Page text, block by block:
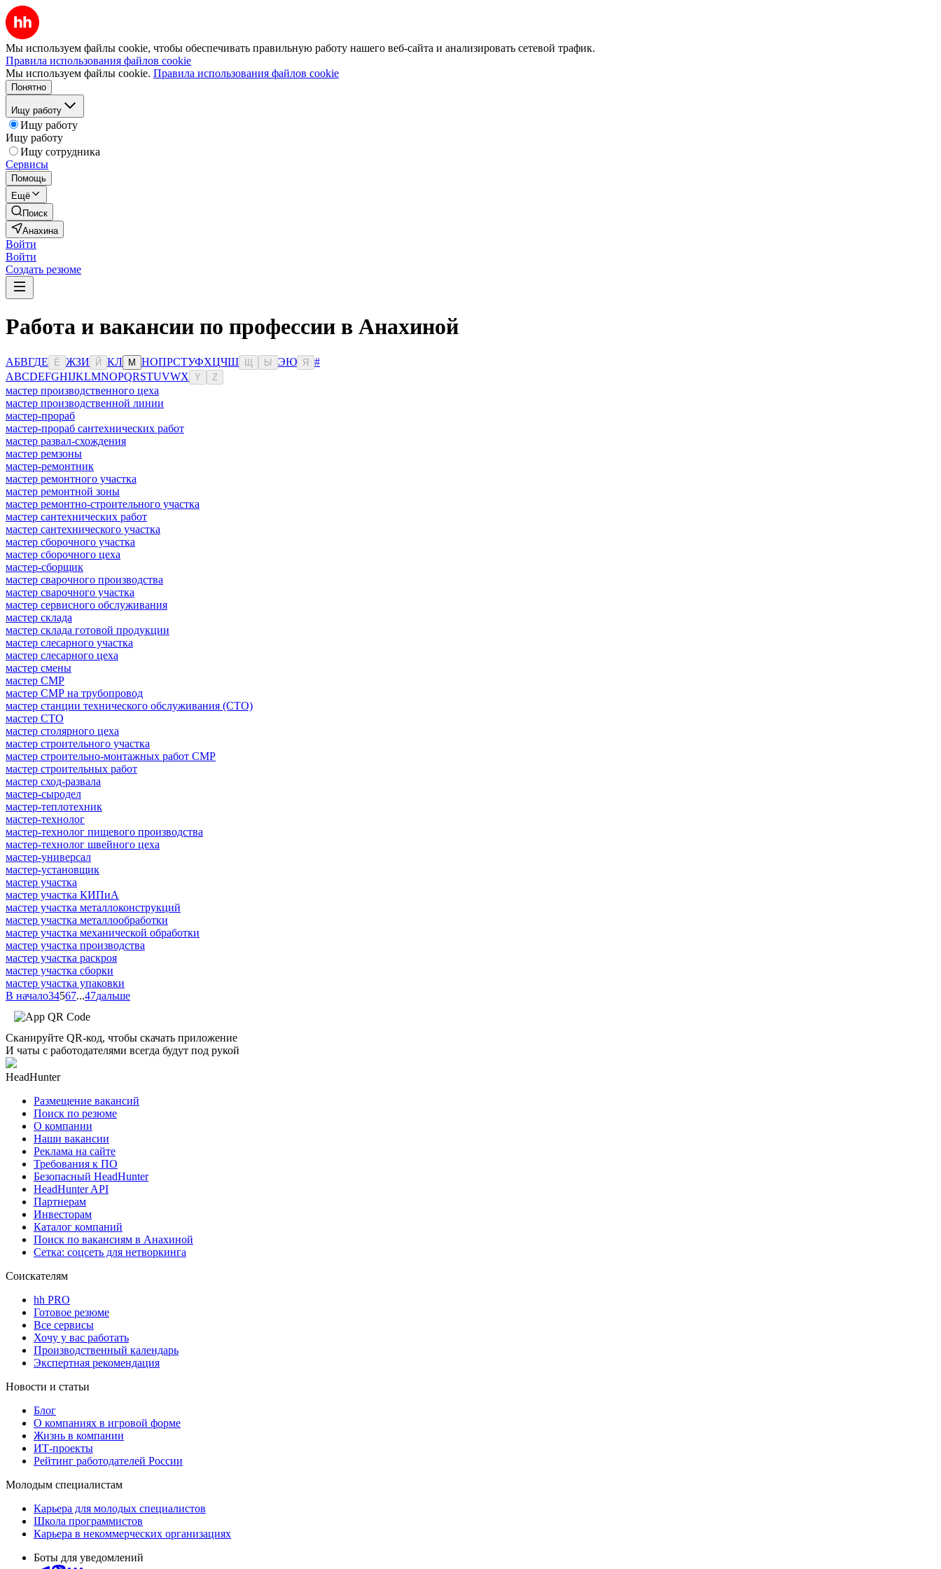
Мы используем файлы cookie, чтобы обеспечивать правильную работу нашего веб-сайта и анализировать сетевой трафик.
Правила использования файлов cookie
Мы используем файлы cookie. Правила использования файлов cookie
Понятно
Ищу работу
Ищу работу
Ищу работу
Ищу сотрудника
Сервисы
Помощь
Ещё
Поиск
Анахина
Войти
Войти
Создать резюме
Работа и вакансии по профессии в Анахиной
АБВГДЕ Ё ЖЗИ Й КЛ М НОПРСТУФХЦЧШ Ы ЭЮ Я
#
ABCDEFGHIJKLMNOPQRSTUVWX Y Z
мастер производственного цеха
мастер производственной линии
мастер-прораб
мастер-прораб сантехнических работ
мастер развал-схождения
мастер ремзоны
мастер-ремонтник
мастер ремонтного участка
мастер ремонтной зоны
мастер ремонтно-строительного участка
мастер сантехнических работ
мастер сантехнического участка
мастер сборочного участка
мастер сборочного цеха
мастер-сборщик
мастер сварочного производства
мастер сварочного участка
мастер сервисного обслуживания
мастер склада
мастер склада готовой продукции
мастер слесарного участка
мастер слесарного цеха
мастер смены
мастер СМР
мастер СМР на трубопровод
мастер станции технического обслуживания (СТО)
мастер СТО
мастер столярного цеха
мастер строительного участка
мастер строительно-монтажных работ СМР
мастер строительных работ
мастер сход-развала
мастер-сыродел
мастер-теплотехник
мастер-технолог
мастер-технолог пищевого производства
мастер-технолог швейного цеха
мастер-универсал
мастер-установщик
мастер участка
мастер участка КИПиА
мастер участка металлоконструкций
мастер участка металлообработки
мастер участка механической обработки
мастер участка производства
мастер участка раскроя
мастер участка сборки
мастер участка упаковки
В начало34567...47дальше
Сканируйте QR-код, чтобы скачать приложение
И чаты с работодателями всегда будут под рукой
HeadHunter
Размещение вакансий
Поиск по резюме
О компании
Наши вакансии
Реклама на сайте
Требования к ПО
Безопасный HeadHunter
HeadHunter API
Партнерам
Инвесторам
Каталог компаний
Поиск по вакансиям в Анахиной
Сетка: соцсеть для нетворкинга
Соискателям
hh PRO
Готовое резюме
Все сервисы
Хочу у вас работать
Производственный календарь
Экспертная рекомендация
Новости и статьи
Блог
О компаниях в игровой форме
Жизнь в компании
ИТ-проекты
Рейтинг работодателей России
Молодым специалистам
Карьера для молодых специалистов
Школа программистов
Карьера в некоммерческих организациях
Боты для уведомлений